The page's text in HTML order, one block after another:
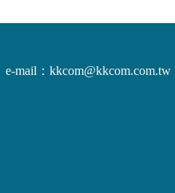
e-mail：kkcom@kkcom.com.tw